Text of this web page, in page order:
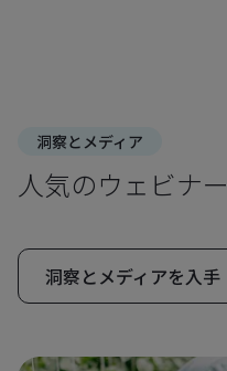
洞察とメディア
人気のウェビナー
洞察とメディアを入手